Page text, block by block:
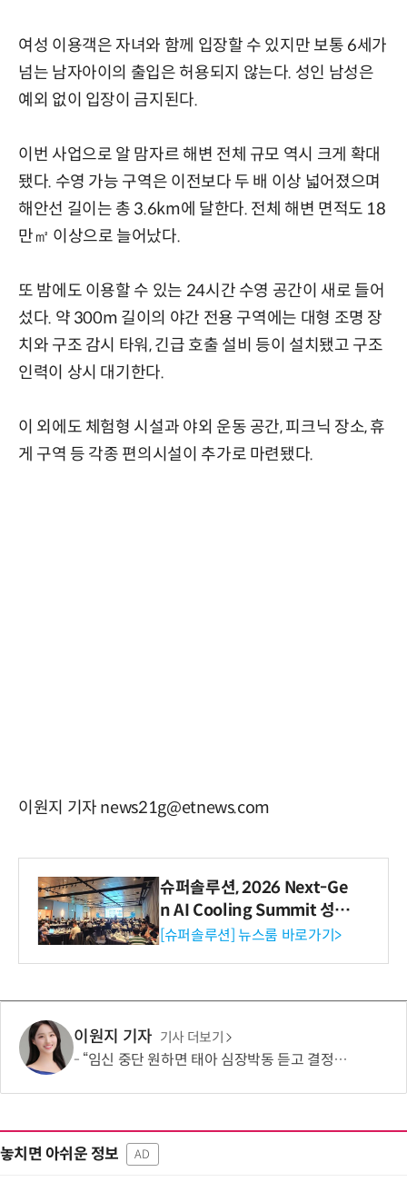
여성 이용객은 자녀와 함께 입장할 수 있지만 보통 6세가
넘는 남자아이의 출입은 허용되지 않는다. 성인 남성은
예외 없이 입장이 금지된다.
이번 사업으로 알 맘자르 해변 전체 규모 역시 크게 확대
됐다. 수영 가능 구역은 이전보다 두 배 이상 넓어졌으며
해안선 길이는 총 3.6km에 달한다. 전체 해변 면적도 18
만㎡ 이상으로 늘어났다.
또 밤에도 이용할 수 있는 24시간 수영 공간이 새로 들어
섰다. 약 300m 길이의 야간 전용 구역에는 대형 조명 장
치와 구조 감시 타워, 긴급 호출 설비 등이 설치됐고 구조
인력이 상시 대기한다.
이 외에도 체험형 시설과 야외 운동 공간, 피크닉 장소, 휴
게 구역 등 각종 편의시설이 추가로 마련됐다.
이원지 기자 news21g@etnews.com
슈퍼솔루션, 2026 Next-Ge
n AI Cooling Summit 성황
리 성료
[슈퍼솔루션] 뉴스룸 바로가기>
이원지 기자 기사 더보기
“임신 중단 원하면 태아 심장박동 듣고 결정해라”…칠레 임신중단법안 찬반 논쟁
놓치면 아쉬운 정보 AD